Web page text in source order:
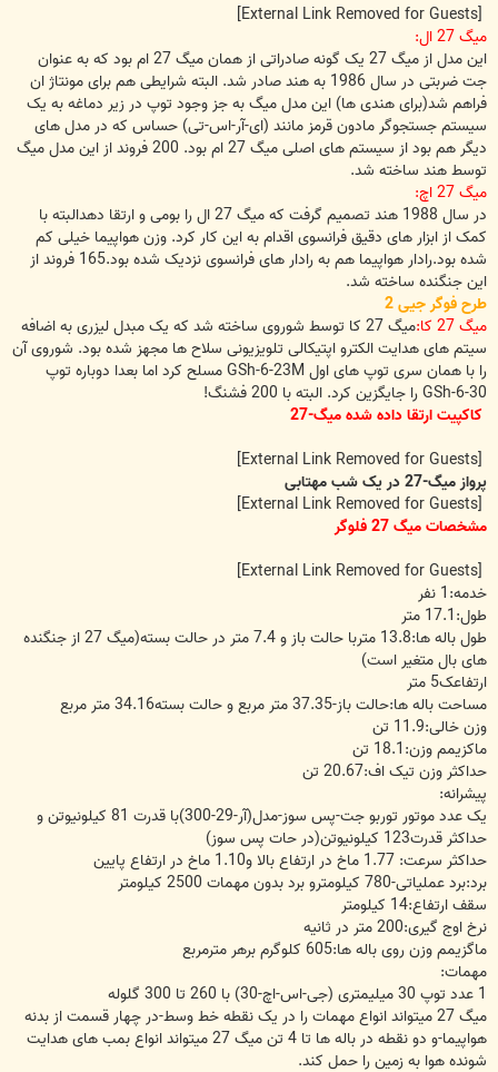
[External Link Removed for Guests]
میگ 27 ال:
این مدل از میگ 27 یک گونه صادراتی از همان میگ 27 ام بود که به عنوان
جت ضربتی در سال 1986 به هند صادر شد. البته شرایطی هم برای مونتاژ ان
فراهم شد(برای هندی ها) این مدل میگ به جز وجود توپ در زیر دماغه به یک
سیستم جستجوگر مادون قرمز مانند (ای-آر-اس-تی) حساس که در مدل های
دیگر هم بود از سیستم های اصلی میگ 27 ام بود. 200 فروند از این مدل میگ
توسط هند ساخته شد.
میگ 27 اچ:
در سال 1988 هند تصمیم گرفت که میگ 27 ال را بومی و ارتقا دهدالبته با
کمک از ابزار های دقیق فرانسوی اقدام به این کار کرد. وزن هواپیما خیلی کم
شده بود.رادار هواپیما هم به رادار های فرانسوی نزدیک شده بود.165 فروند از
این جنگنده ساخته شد.
طرح فوگر جیی 2
میگ 27 کا:
میگ 27 کا توسط شوروی ساخته شد که یک مبدل لیزری به اضافه
سیتم های هدایت الکترو اپتیکالی تلویزیونی سلاح ها مجهز شده بود. شوروی آن
را با همان سری توپ های اول GSh-6-23M مسلح کرد اما بعدا دوباره توپ
GSh-6-30 را جایگزین کرد. البته با 200 فشنگ!
کاکپیت ارتقا داده شده میگ-27
[External Link Removed for Guests]
پرواز میگ-27 در یک شب مهتابی
[External Link Removed for Guests]
مشخصات میگ 27 فلوگر
[External Link Removed for Guests]
خدمه:1 نفر
طول:17.1 متر
طول باله ها:13.8 متربا حالت باز و 7.4 متر در حالت بسته(میگ 27 از جنگنده
های بال متغیر است)
ارتفاعک5 متر
مساحت باله ها:حالت باز-37.35 متر مربع و حالت بسته34.16 متر مربع
وزن خالی:11.9 تن
ماکزیمم وزن:18.1 تن
حداکثر وزن تیک اف:20.67 تن
پیشرانه:
یک عدد موتور توربو جت-پس سوز-مدل(آر-29-300)با قدرت 81 کیلونیوتن و
حداکثر قدرت123 کیلونیوتن(در حات پس سوز)
حداکثر سرعت: 1.77 ماخ در ارتفاع بالا و1.10 ماخ در ارتفاع پایین
برد:برد عملیاتی-780 کیلومترو برد بدون مهمات 2500 کیلومتر
سقف ارتفاع:14 کیلومتر
نرخ اوج گیری:200 متر در ثانیه
ماگزیمم وزن روی باله ها:605 کلوگرم برهر مترمربع
مهمات:
1 عدد توپ 30 میلیمتری (جی-اس-اچ-30) با 260 تا 300 گلوله
میگ 27 میتواند انواع مهمات را در یک نقطه خط وسط-در چهار قسمت از بدنه
هواپیما-و دو نقطه در باله ها تا 4 تن میگ 27 میتواند انواع بمب های هدایت
شونده هوا به زمین را حمل کند.